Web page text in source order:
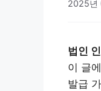
2025년
법인
이 글
발급